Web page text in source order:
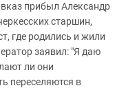
прибыл Александр
старшин,
где родились и жили
заявил: "Я даю
ли они
переселяются в